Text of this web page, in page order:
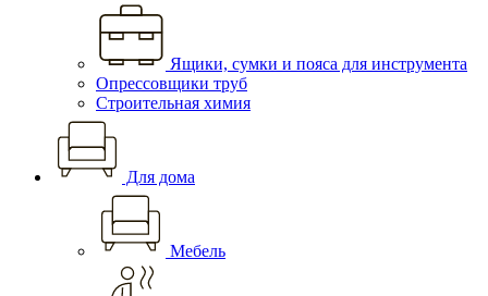
Ящики, сумки и пояса для инструмента
Опрессовщики труб
Строительная химия
Для дома
Мебель